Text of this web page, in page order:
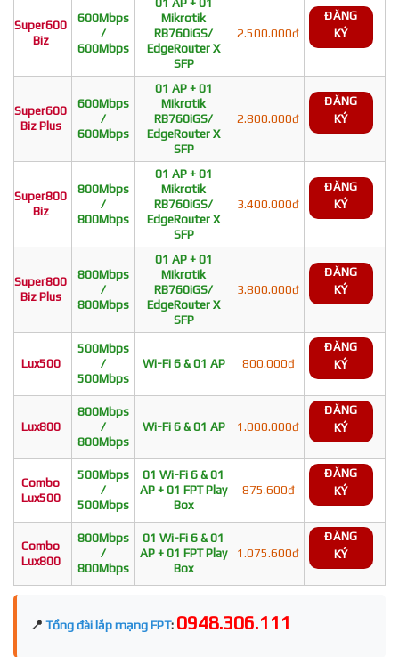
Super600
Biz
600Mbps
/
600Mbps
Mikrotik
RB760iGS/
EdgeRouter X
SFP
2.500.000đ
ĐĂNG
KÝ
Super600
Biz Plus
600Mbps
/
600Mbps
01 AP + 01
Mikrotik
RB760iGS/
EdgeRouter X
SFP
2.800.000đ
ĐĂNG
KÝ
Super800
Biz
800Mbps
/
800Mbps
01 AP + 01
Mikrotik
RB760iGS/
EdgeRouter X
SFP
3.400.000đ
ĐĂNG
KÝ
Super800
Biz Plus
800Mbps
/
800Mbps
01 AP + 01
Mikrotik
RB760iGS/
EdgeRouter X
SFP
3.800.000đ
ĐĂNG
KÝ
Lux500
500Mbps
/
500Mbps
Wi-Fi 6 & 01 AP 800.000đ
ĐĂNG
KÝ
Lux800
800Mbps
/
800Mbps
Wi-Fi 6 & 01 AP 1.000.000đ
ĐĂNG
KÝ
Combo
Lux500
500Mbps
/
500Mbps
01 Wi-Fi 6 & 01
AP + 01 FPT Play
Box
875.600đ
ĐĂNG
KÝ
Combo
Lux800
800Mbps
/
800Mbps
01 Wi-Fi 6 & 01
AP + 01 FPT Play
Box
1.075.600đ
ĐĂNG
KÝ
📍 Tổng đài lắp mạng FPT: 0948.306.111